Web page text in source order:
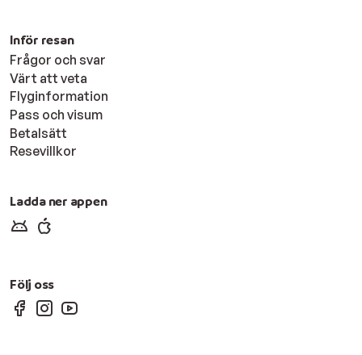
Inför resan
Frågor och svar
Värt att veta
Flyginformation
Pass och visum
Betalsätt
Resevillkor
Ladda ner appen
Följ oss